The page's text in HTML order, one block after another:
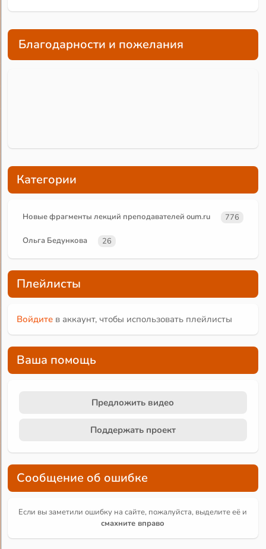
Благодарности и пожелания
Категории
Новые фрагменты лекций преподавателей oum.ru 776
Ольга Бедункова 26
Плейлисты
Войдите в аккаунт, чтобы использовать плейлисты
Ваша помощь
Предложить видео
Поддержать проект
Сообщение об ошибке
Если вы заметили ошибку на сайте, пожалуйста, выделите её и
смахните вправо